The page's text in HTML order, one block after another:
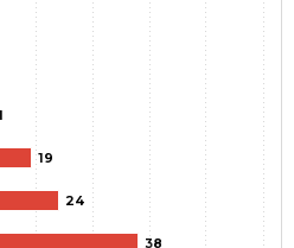
19
24
38